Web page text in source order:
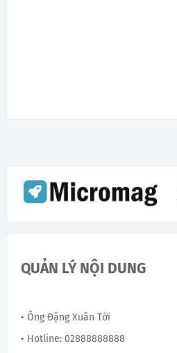
QUẢN LÝ NỘI DUNG
• Ông Đặng Xuân Tới
• Hotline: 02888888888